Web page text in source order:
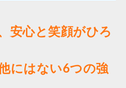
安心と笑顔がひろ
にはない6つの強